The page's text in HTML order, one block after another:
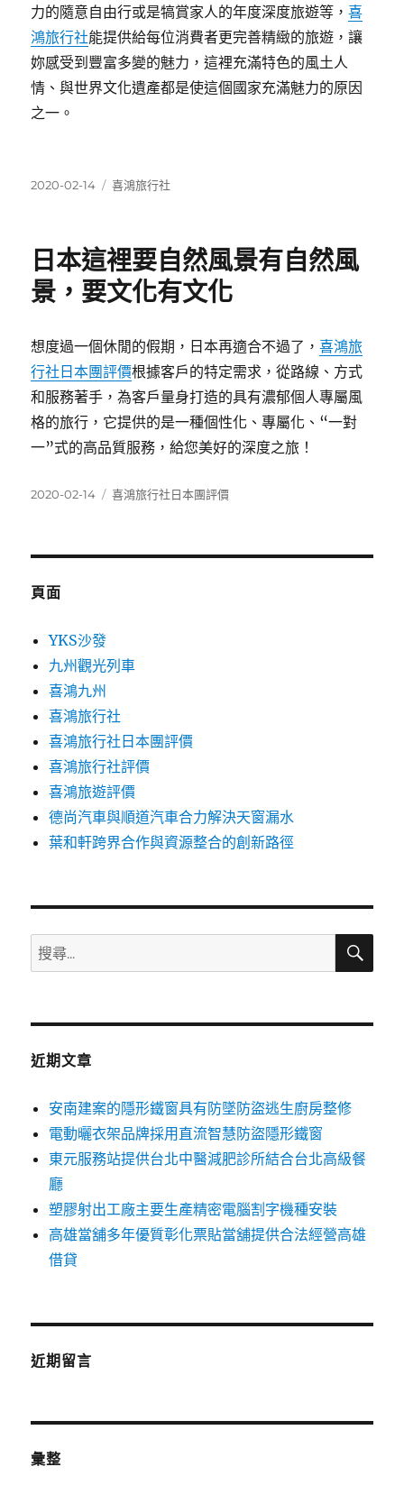
力的隨意自由行或是犒賞家人的年度深度旅遊等，喜
鴻旅行社能提供給每位消費者更完善精緻的旅遊，讓
妳感受到豐富多變的魅力，這裡充滿特色的風土人
情、與世界文化遺產都是使這個國家充滿魅力的原因
之一。
發
2020-02-14
分
喜鴻旅行社
日本這裡要自然風景有自然風
景，要文化有文化
想度過一個休閒的假期，日本再適合不過了，喜鴻旅
行社日本團評價根據客戶的特定需求，從路線、方式
和服務著手，為客戶量身打造的具有濃郁個人專屬風
格的旅行，它提供的是一種個性化、專屬化、“一對
一”式的高品質服務，給您美好的深度之旅！
發
2020-02-14
分
喜鴻旅行社日本團評價
頁面
YKS沙發
九州觀光列車
喜鴻九州
喜鴻旅行社
喜鴻旅行社日本團評價
喜鴻旅行社評價
喜鴻旅遊評價
德尚汽車與順道汽車合力解決天窗漏水
葉和軒跨界合作與資源整合的創新路徑
搜
尋
鍵
搜
近期文章
安南建案的隱形鐵窗具有防墜防盜逃生廚房整修
電動曬衣架品牌採用直流智慧防盜隱形鐵窗
東元服務站提供台北中醫減肥診所結合台北高級餐
廳
塑膠射出工廠主要生產精密電腦割字機種安裝
高雄當舖多年優質彰化票貼當舖提供合法經營高雄
借貸
近期留言
彙整